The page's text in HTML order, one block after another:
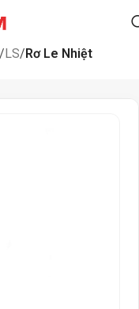
LS Rơ Le Nhiệt